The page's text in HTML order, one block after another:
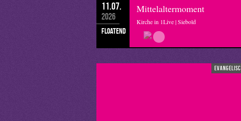
11.07.
2026
floatend
Mittelaltermoment
Kirche in 1Live | Siebold